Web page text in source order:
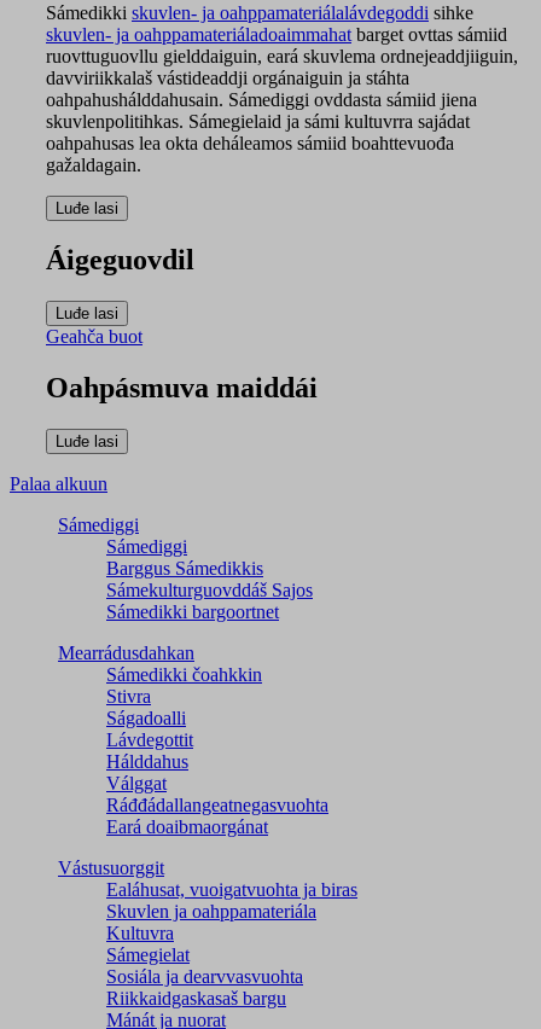
Sámedikki skuvlen- ja oahppamateriálalávdegoddi sihke
skuvlen- ja oahppamateriáladoaimmahat barget ovttas sámiid
ruovttuguovllu gielddaiguin, eará skuvlema ordnejeaddjiiguin,
davviriikkalaš vástideaddji orgánaiguin ja stáhta
oahpahushálddahusain. Sámediggi ovddasta sámiid jiena
skuvlenpolitihkas. Sámegielaid ja sámi kultuvrra sajádat
oahpahusas lea okta deháleamos sámiid boahttevuođa
gažaldagain.
Áigeguovdil
Geahča buot
Oahpásmuva maiddái
Palaa alkuun
Sámediggi
Sámediggi
Barggus Sámedikkis
Sámekulturguovddáš Sajos
Sámedikki bargoortnet
Mearrádusdahkan
Sámedikki čoahkkin
Stivra
Ságadoalli
Lávdegottit
Hálddahus
Válggat
Ráđđádallangeatnegas­vuohta
Eará doaibmaorgánat
Vástusuorggit
Ealáhusat, vuoigatvuohta ja biras
Skuvlen ja oahppamateriála
Kultuvra
Sámegielat
Sosiála ja dearvvasvuohta
Riikkaidgaskasaš bargu
Mánát ja nuorat